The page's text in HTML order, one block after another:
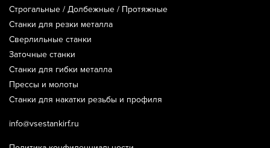
Строгальные / Долбежные / Протяжные
Станки для резки металла
Сверлильные станки
Заточные станки
Станки для гибки металла
Прессы и молоты
Станки для накатки резьбы и профиля
info@vsestankirf.ru